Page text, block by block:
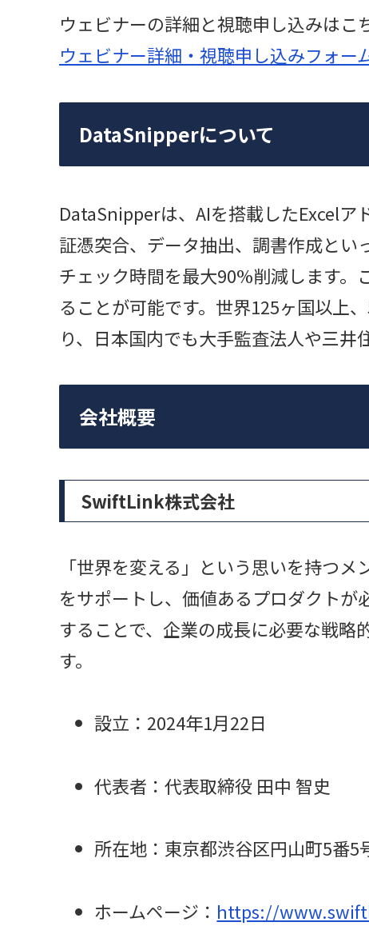
ウェビナーの詳細と視聴申し込みはこ
ウェビナー詳細・視聴申し込みフォー
DataSnipperについて
DataSnipperは、AIを搭載したExcelア
証憑突合、データ抽出、調書作成とい
チェック時間を最大90%削減します。
ることが可能です。世界125ヶ国以上
り、日本国内でも大手監査法人や三井
会社概要
SwiftLink株式会社
「世界を変える」という思いを持つ
をサポートし、価値あるプロダクト
することで、企業の成長に必要な戦略
す。
設立：2024年1月22日
代表者：代表取締役 田中 智史
所在地：東京都渋谷区円山町5番
ホームページ： https://